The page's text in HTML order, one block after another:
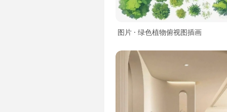
图片 · 绿色植物俯视图插画